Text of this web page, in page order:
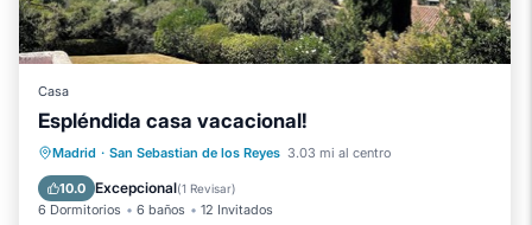
Casa
Espléndida casa vacacional!
Madrid · San Sebastian de los Reyes 3.03 mi al centro
10.0 Excepcional(1 Revisar)
6 Dormitorios 6 baños 12 Invitados
Piscina privada
Bañera de hidromasaje
Aparcamiento